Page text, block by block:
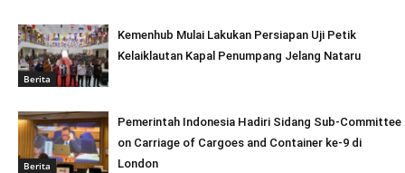
Berita
Kemenhub Mulai Lakukan Persiapan Uji Petik
Kelaiklautan Kapal Penumpang Jelang Nataru
Berita
Pemerintah Indonesia Hadiri Sidang Sub-Committee
on Carriage of Cargoes and Container ke-9 di
London